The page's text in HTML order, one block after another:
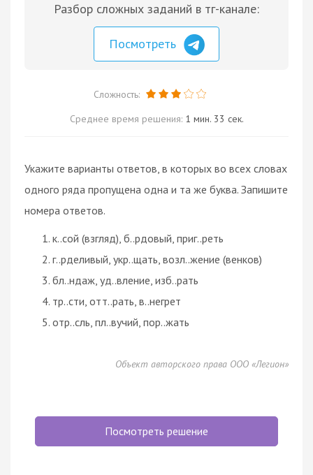
Разбор сложных заданий в тг-канале:
Посмотреть
Сложность:
Среднее время решения: 1 мин. 33 сек.
Укажите варианты ответов, в которых во всех словах
одного ряда пропущена одна и та же буква. Запишите
номера ответов.
к..сой (взгляд), б..рдовый, приг..реть
г..рделивый, укр..щать, возл..жение (венков)
бл..ндаж, уд..вление, изб..рать
тр..сти, отт..рать, в..негрет
отр..сль, пл..вучий, пор..жать
Объект авторского права ООО «Легион»
Посмотреть решение